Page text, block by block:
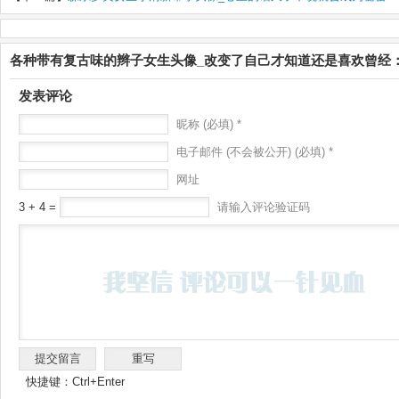
各种带有复古味的辫子女生头像_改变了自己才知道还是喜欢曾经
发表评论
昵称 (必填) *
电子邮件 (不会被公开) (必填) *
网址
3 + 4 = 请输入评论验证码
快捷键：Ctrl+Enter